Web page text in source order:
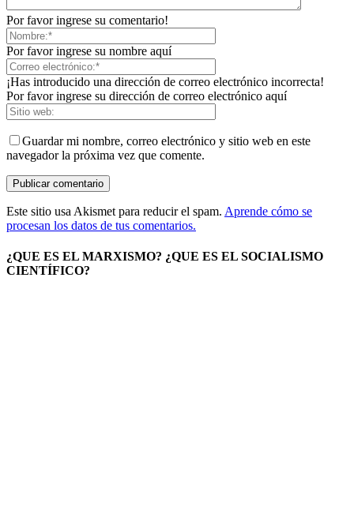
Por favor ingrese su comentario!
Por favor ingrese su nombre aquí
¡Has introducido una dirección de correo electrónico incorrecta!
Por favor ingrese su dirección de correo electrónico aquí
Guardar mi nombre, correo electrónico y sitio web en este
navegador la próxima vez que comente.
Este sitio usa Akismet para reducir el spam. Aprende cómo se
procesan los datos de tus comentarios.
¿QUE ES EL MARXISMO? ¿QUE ES EL SOCIALISMO
CIENTÍFICO?